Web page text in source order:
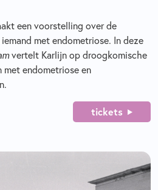
een voorstelling over de
met endometriose. In deze
vertelt Karlijn op droogkomische
met endometriose en
tickets